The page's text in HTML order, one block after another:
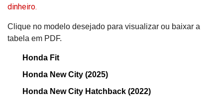
dinheiro.
Clique no modelo desejado para visualizar ou baixar a
tabela em PDF.
Honda Fit
Honda New City (2025)
Honda New City Hatchback (2022)